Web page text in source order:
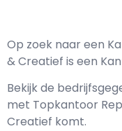
Op zoek naar een
& Creatief is een
Bekijk de
met Topkantoor
Creatief komt.